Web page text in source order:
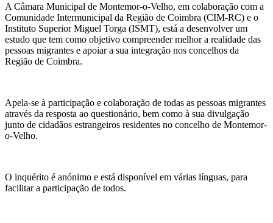
A Câmara Municipal de Montemor-o-Velho, em colaboração com a
Comunidade Intermunicipal da Região de Coimbra (CIM-RC) e o
Instituto Superior Miguel Torga (ISMT), está a desenvolver um
estudo que tem como objetivo compreender melhor a realidade das
pessoas migrantes e apoiar a sua integração nos concelhos da
Região de Coimbra.
Apela-se à participação e colaboração de todas as pessoas migrantes
através da resposta ao questionário, bem como à sua divulgação
junto de cidadãos estrangeiros residentes no concelho de Montemor-
o-Velho.
O inquérito é anónimo e está disponível em várias línguas, para
facilitar a participação de todos.